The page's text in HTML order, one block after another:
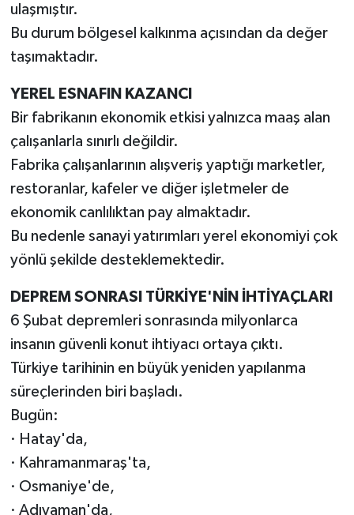
ulaşmıştır.
Bu durum bölgesel kalkınma açısından da değer
taşımaktadır.
YEREL ESNAFIN KAZANCI
Bir fabrikanın ekonomik etkisi yalnızca maaş alan
çalışanlarla sınırlı değildir.
Fabrika çalışanlarının alışveriş yaptığı marketler,
restoranlar, kafeler ve diğer işletmeler de
ekonomik canlılıktan pay almaktadır.
Bu nedenle sanayi yatırımları yerel ekonomiyi çok
yönlü şekilde desteklemektedir.
DEPREM SONRASI TÜRKİYE'NİN İHTİYAÇLARI
6 Şubat depremleri sonrasında milyonlarca
insanın güvenli konut ihtiyacı ortaya çıktı.
Türkiye tarihinin en büyük yeniden yapılanma
süreçlerinden biri başladı.
Bugün:
· Hatay'da,
· Kahramanmaraş'ta,
· Osmaniye'de,
· Adıyaman'da,